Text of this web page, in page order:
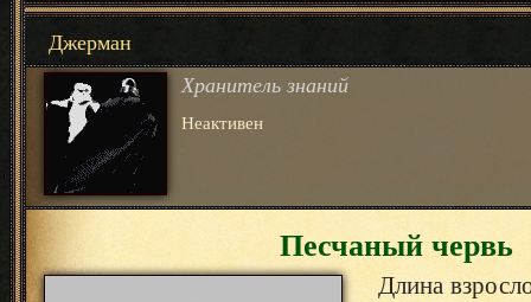
Джерман
Хранитель знаний
Неактивен
Песчаный червь
Длина